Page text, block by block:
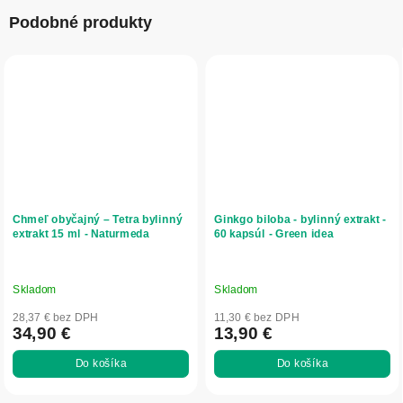
Podobné produkty
Chmeľ obyčajný – Tetra bylinný
extrakt 15 ml - Naturmeda
Skladom
28,37 € bez DPH
34,90 €
Do košíka
Ginkgo biloba - bylinný extrakt -
60 kapsúl - Green idea
Skladom
11,30 € bez DPH
13,90 €
Do košíka